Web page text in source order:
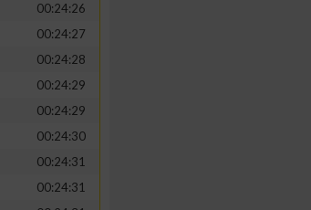
00:24:26
00:24:27
00:24:28
00:24:29
00:24:29
00:24:30
00:24:31
00:24:31